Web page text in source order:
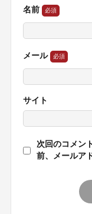
名前
メール
サイト
次回のコメン
前、メールア